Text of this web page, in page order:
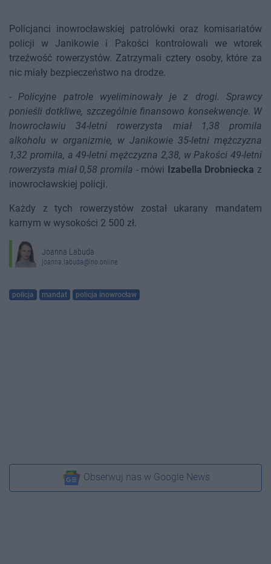
Policjanci inowrocławskiej patrolówki oraz komisariatów
policji w Janikowie i Pakości kontrolowali we wtorek
trzeźwość rowerzystów. Zatrzymali cztery osoby, które za
nic miały bezpieczeństwo na drodze.
-Policyjne patrole wyeliminowały je z drogi. Sprawcy
ponieśli dotkliwe, szczególnie finansowo konsekwencje. W
Inowrocławiu 34-letni rowerzysta miał 1,38 promila
alkoholu w organizmie, w Janikowie 35-letni mężczyzna
1,32 promila, a 49-letni mężczyzna 2,38, w Pakości 49-letni
rowerzysta miał 0,58 promila - mówi Izabella Drobniecka z
inowrocławskiej policji.
Każdy z tych rowerzystów został ukarany mandatem
karnym w wysokości 2 500 zł.
Joanna Labuda
joanna.labuda@ino.online
policja mandat policja inowrocław
Obserwuj nas w Google News